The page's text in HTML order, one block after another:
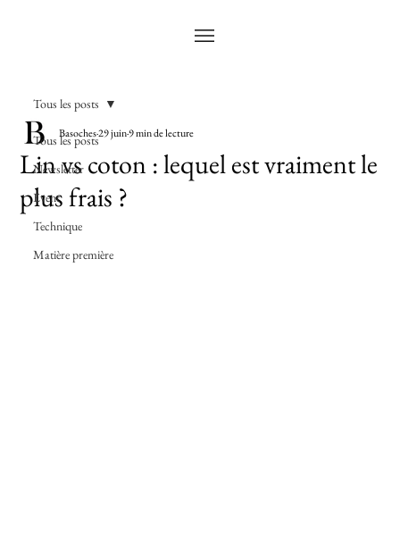
Tous les posts
Newsletter
Event
Technique
Matière première
Tous les posts
Lin vs coton : lequel est vraiment le
plus frais ?
Basoches29 juin9 min de lecture